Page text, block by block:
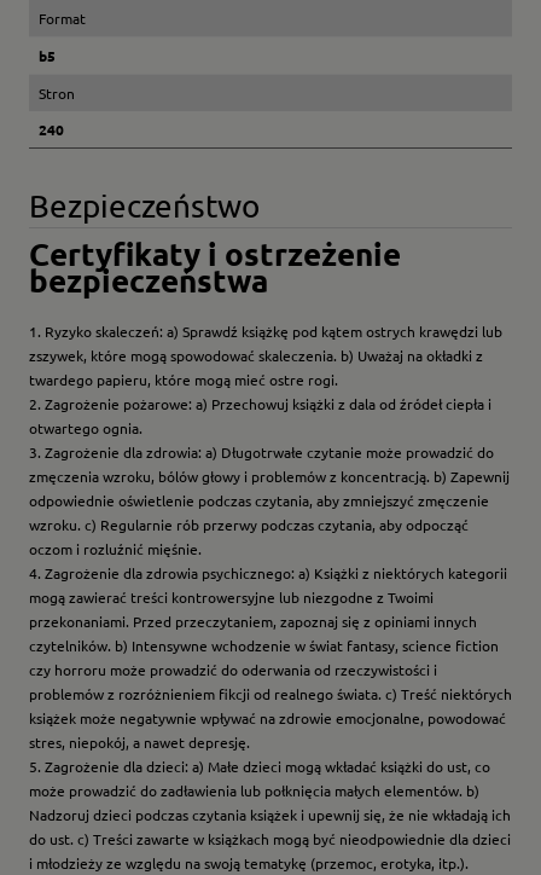
Format
b5
Stron
240
Bezpieczeństwo
Certyfikaty i ostrzeżenie
bezpieczeństwa
1. Ryzyko skaleczeń: a) Sprawdź książkę pod kątem ostrych krawędzi lub
zszywek, które mogą spowodować skaleczenia. b) Uważaj na okładki z
twardego papieru, które mogą mieć ostre rogi.
2. Zagrożenie pożarowe: a) Przechowuj książki z dala od źródeł ciepła i
otwartego ognia.
3. Zagrożenie dla zdrowia: a) Długotrwałe czytanie może prowadzić do
zmęczenia wzroku, bólów głowy i problemów z koncentracją. b) Zapewnij
odpowiednie oświetlenie podczas czytania, aby zmniejszyć zmęczenie
wzroku. c) Regularnie rób przerwy podczas czytania, aby odpocząć
oczom i rozluźnić mięśnie.
4. Zagrożenie dla zdrowia psychicznego: a) Książki z niektórych kategorii
mogą zawierać treści kontrowersyjne lub niezgodne z Twoimi
przekonaniami. Przed przeczytaniem, zapoznaj się z opiniami innych
czytelników. b) Intensywne wchodzenie w świat fantasy, science fiction
czy horroru może prowadzić do oderwania od rzeczywistości i
problemów z rozróżnieniem fikcji od realnego świata. c) Treść niektórych
książek może negatywnie wpływać na zdrowie emocjonalne, powodować
stres, niepokój, a nawet depresję.
5. Zagrożenie dla dzieci: a) Małe dzieci mogą wkładać książki do ust, co
może prowadzić do zadławienia lub połknięcia małych elementów. b)
Nadzoruj dzieci podczas czytania książek i upewnij się, że nie wkładają ich
do ust. c) Treści zawarte w książkach mogą być nieodpowiednie dla dzieci
i młodzieży ze względu na swoją tematykę (przemoc, erotyka, itp.).